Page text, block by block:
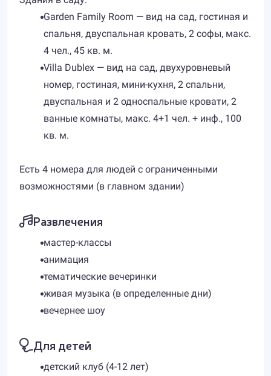
Garden Family Room — вид на сад, гостиная и
спальня, двуспальная кровать, 2 софы, макс.
4 чел., 45 кв. м.
Villa Dublex — вид на сад, двухуровневый
номер, гостиная, мини-кухня, 2 спальни,
двуспальная и 2 односпальные кровати, 2
ванные комнаты, макс. 4+1 чел. + инф., 100
кв. м.
Есть 4 номера для людей с ограниченными
возможностями (в главном здании)
Развлечения
мастер-классы
анимация
тематические вечеринки
живая музыка (в определенные дни)
вечернее шоу
Для детей
детский клуб (4-12 лет)